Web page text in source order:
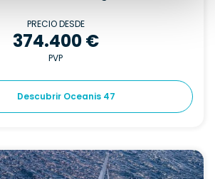
PRECIO DESDE
374.400 €
PVP
Descubrir Oceanis 47